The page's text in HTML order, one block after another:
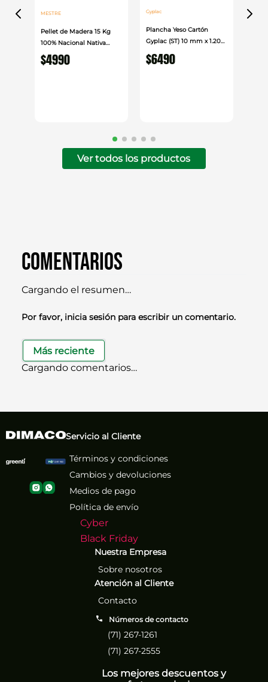
MESTRE
Pellet de Madera 15 Kg
100% Nacional Nativa
Mestre
$4990
Gyplac
Plancha Yeso Cartón
Gyplac (ST) 10 mm x 1.20
cm x 2.40cm
$6490
Ver todos los productos
Comentarios
Cargando el resumen…
Por favor, inicia sesión para escribir un comentario.
Más reciente
Cargando comentarios…
Servicio al Cliente
Términos y condiciones
Cambios y devoluciones
Medios de pago
Política de envío
Cyber
Black Friday
Nuestra Empresa
Sobre nosotros
Atención al Cliente
Contacto
Números de contacto
(71) 267-1261
(71) 267-2555
Los mejores descuentos y